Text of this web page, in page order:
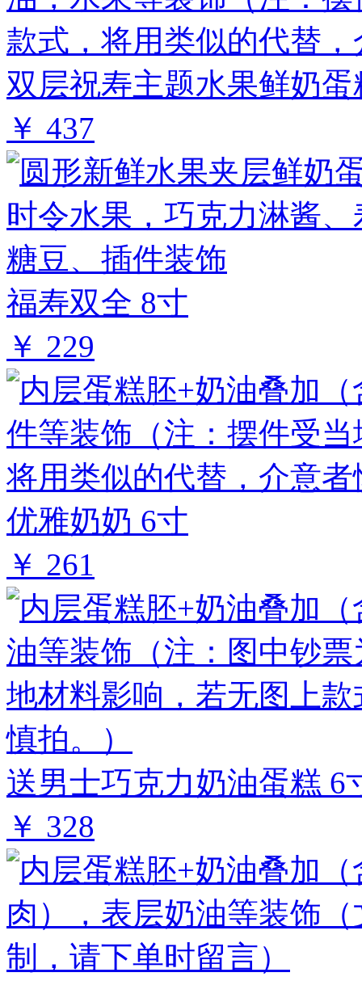
双层祝寿主题水果鲜奶蛋
￥ 437
福寿双全 8寸
￥ 229
优雅奶奶 6寸
￥ 261
送男士巧克力奶油蛋糕 6
￥ 328